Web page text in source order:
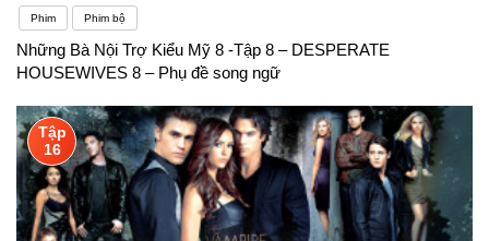
Phim Phim bộ
Những Bà Nội Trợ Kiểu Mỹ 8 -Tập 8 – DESPERATE
HOUSEWIVES 8 – Phụ đề song ngữ
Tập
16